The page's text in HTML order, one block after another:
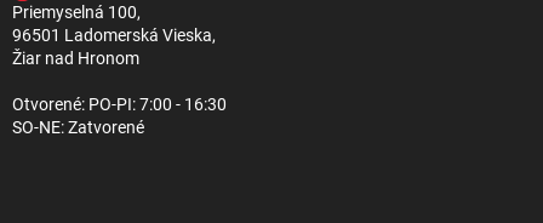
Priemyselná 100,
96501 Ladomerská Vieska,
Žiar nad Hronom
Otvorené: PO-PI: 7:00 - 16:30
SO-NE: Zatvorené